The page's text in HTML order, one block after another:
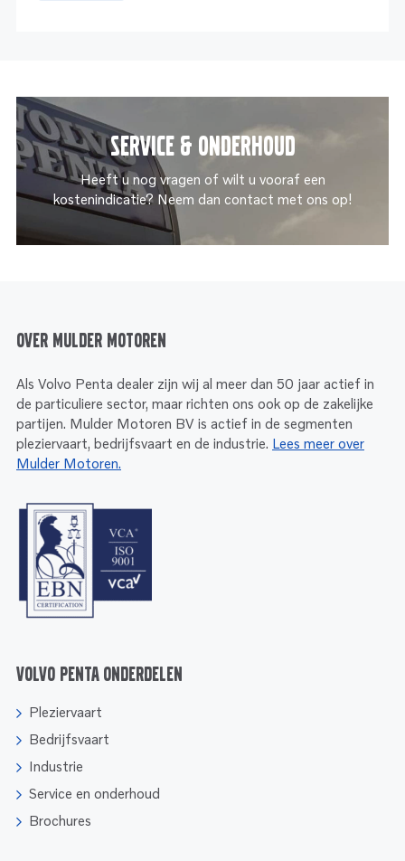
Service & onderhoud
Heeft u nog vragen of wilt u vooraf een
kostenindicatie? Neem dan contact met ons op!
Over Mulder Motoren
Als Volvo Penta dealer zijn wij al meer dan 50 jaar actief in
de particuliere sector, maar richten ons ook op de zakelijke
partijen. Mulder Motoren BV is actief in de segmenten
pleziervaart, bedrijfsvaart en de industrie. Lees meer over
Mulder Motoren.
Volvo Penta onderdelen
Pleziervaart
Bedrijfsvaart
Industrie
Service en onderhoud
Brochures